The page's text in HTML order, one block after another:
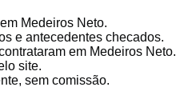
Medeiros Neto.
e antecedentes checados.
em Medeiros Neto.
site.
sem comissão.